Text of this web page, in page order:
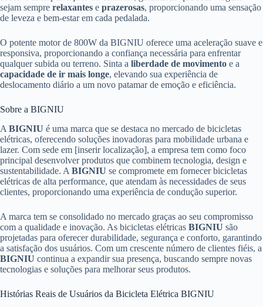
sejam sempre relaxantes e prazerosas, proporcionando uma sensação
de leveza e bem-estar em cada pedalada.
O potente motor de 800W da BIGNIU oferece uma aceleração suave e
responsiva, proporcionando a confiança necessária para enfrentar
qualquer subida ou terreno. Sinta a liberdade de movimento e a
capacidade de ir mais longe, elevando sua experiência de
deslocamento diário a um novo patamar de emoção e eficiência.
Sobre a BIGNIU
A BIGNIU é uma marca que se destaca no mercado de bicicletas
elétricas, oferecendo soluções inovadoras para mobilidade urbana e
lazer. Com sede em [inserir localização], a empresa tem como foco
principal desenvolver produtos que combinem tecnologia, design e
sustentabilidade. A BIGNIU se compromete em fornecer bicicletas
elétricas de alta performance, que atendam às necessidades de seus
clientes, proporcionando uma experiência de condução superior.
A marca tem se consolidado no mercado graças ao seu compromisso
com a qualidade e inovação. As bicicletas elétricas BIGNIU são
projetadas para oferecer durabilidade, segurança e conforto, garantindo
a satisfação dos usuários. Com um crescente número de clientes fiéis, a
BIGNIU continua a expandir sua presença, buscando sempre novas
tecnologias e soluções para melhorar seus produtos.
Histórias Reais de Usuários da Bicicleta Elétrica BIGNIU